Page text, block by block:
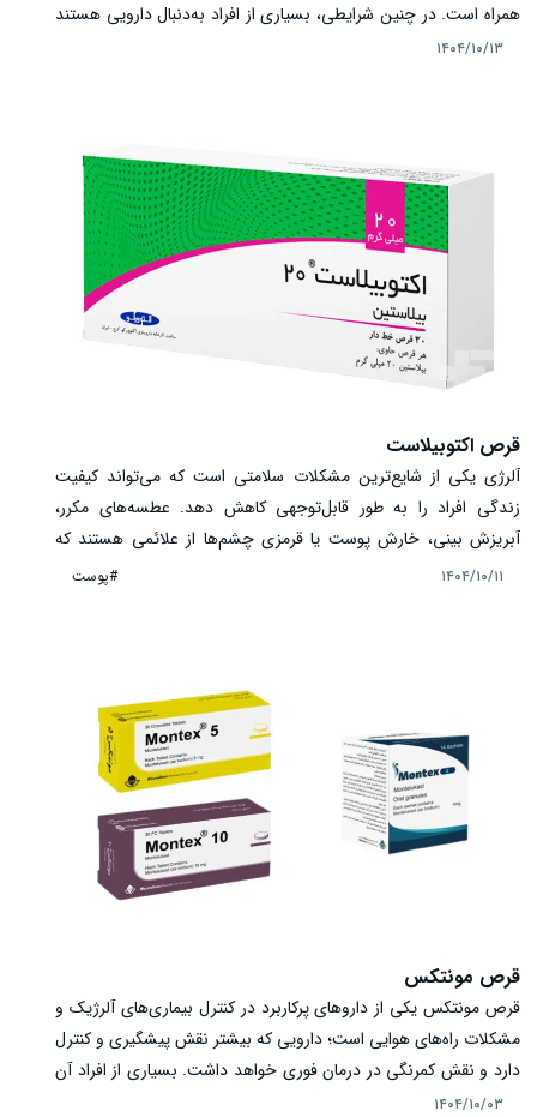
همراه است. در چنین شرایطی، بسیاری از افراد به‌دنبال دارویی هستند
که بتواند چند علامت را به صورت همزمان کنترل کند. قرص کلداستاپ
پیشگیری از عوارض ناخواسته دارد.
۱۴۰۴/۱۰/۱۳
قرص اکتوبیلاست
آلرژی یکی از شایع‌ترین مشکلات سلامتی است که می‌تواند کیفیت
زندگی افراد را به طور قابل‌توجهی کاهش دهد. عطسه‌های مکرر،
آبریزش بینی، خارش پوست یا قرمزی چشم‌ها از علائمی هستند که
بسیاری از افراد به صورت فصلی یا دائمی با آن‌ها درگیرند. در این میان،
۱۴۰۴/۱۰/۱۱ #پوست
قرص مونتکس
قرص مونتکس یکی از داروهای پرکاربرد در کنترل بیماری‌های آلرژیک و
مشکلات راه‌های هوایی است؛ دارویی که بیشتر نقش پیشگیری و کنترل
دارد و نقش کمرنگی در درمان فوری خواهد داشت. بسیاری از افراد آن
را برای آسم، خس‌خس سینه، سرفه‌های آلرژیک یا علائم رینیت آلرژیک
۱۴۰۴/۱۰/۰۳